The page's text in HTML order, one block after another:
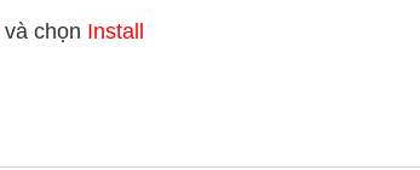
và chọn Install